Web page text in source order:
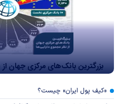
بزرگترین بانک‌های مرکزی جهان
«کیف پول ایران» چیست؟